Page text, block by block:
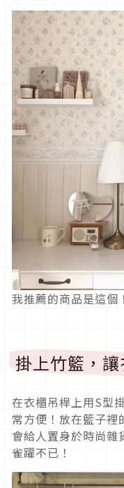
我推薦的商品是這個！
掛上竹籃，
在衣櫃吊桿上用S型
常方便！放在籃子裡
會給人置身於時尚雜
雀躍不已！